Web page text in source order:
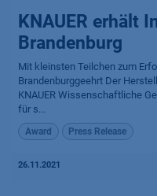
KNAUER erhält
Brandenburg
Mit kleinsten Teilchen zum
Brandenburggeehrt Der
KNAUER Wissenschaftliche
für s...
Award Press Release
26.11.2021